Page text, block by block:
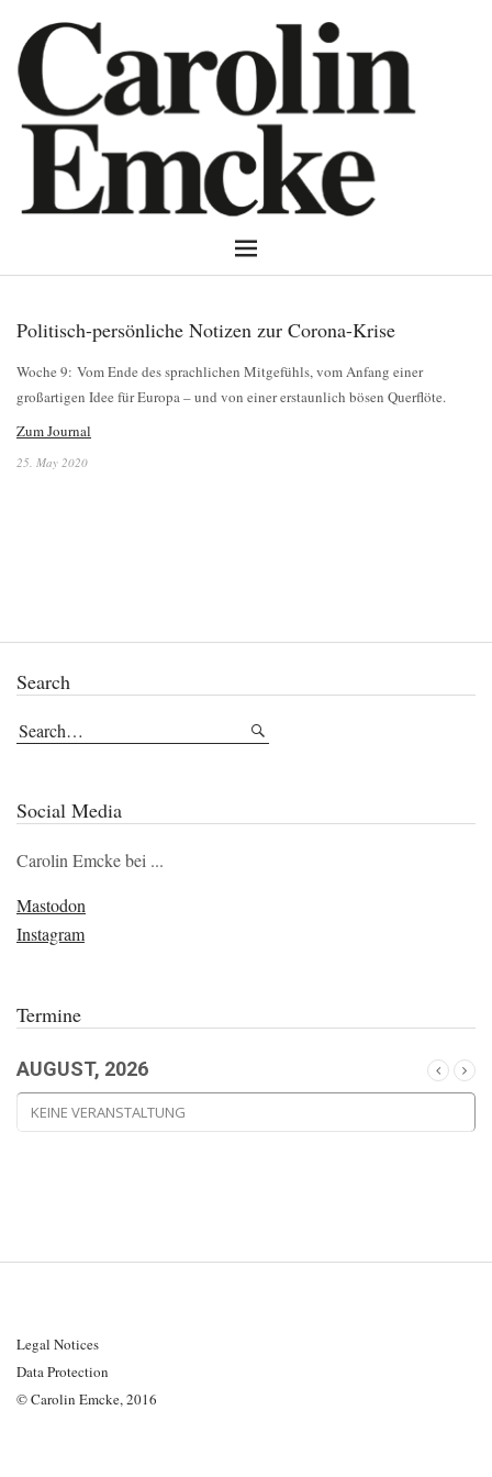
Politisch-persönliche Notizen zur Corona-Krise
Woche 9: Vom Ende des sprachlichen Mitgefühls, vom Anfang einer
großartigen Idee für Europa – und von einer erstaunlich bösen Querflöte.
Zum Journal
25. May 2020
Search
Social Media
Carolin Emcke bei ...
Mastodon
Instagram
Termine
AUGUST, 2026
KEINE VERANSTALTUNG
Legal Notices
Data Protection
© Carolin Emcke, 2016